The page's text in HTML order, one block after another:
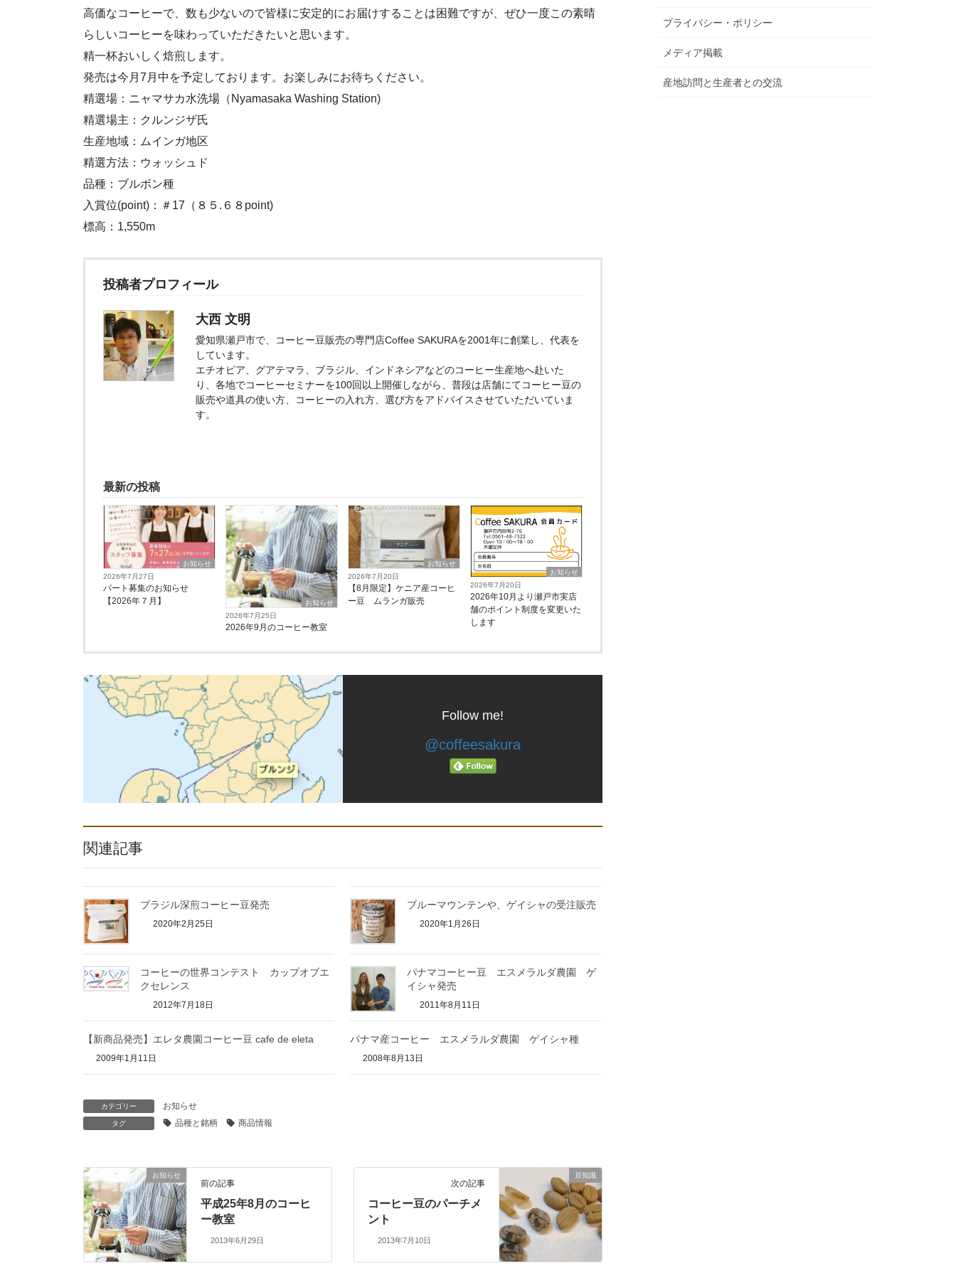
高価なコーヒーで、数も少ないので皆様に安定的にお届けすることは困難ですが、ぜひ一度この素晴
らしいコーヒーを味わっていただきたいと思います。
精一杯おいしく焙煎します。
発売は今月7月中を予定しております。お楽しみにお待ちください。
精選場：ニャマサカ水洗場（Nyamasaka Washing Station)
精選場主：クルンジザ氏
生産地域：ムインガ地区
精選方法：ウォッシュド
品種：ブルボン種
入賞位(point)：＃17（８５.６８point)
標高：1,550m
投稿者プロフィール
大西 文明
愛知県瀬戸市で、コーヒー豆販売の専門店Coffee SAKURAを2001年に創業し、代表を
しています。
エチオピア、グアテマラ、ブラジル、インドネシアなどのコーヒー生産地へ赴いた
り、各地でコーヒーセミナーを100回以上開催しながら、普段は店舗にてコーヒー豆の
販売や道具の使い方、コーヒーの入れ方、選び方をアドバイスさせていただいていま
す。
最新の投稿
お知らせ
2026年7月27日
パート募集のお知らせ
【2026年７月】
お知らせ
2026年7月25日
2026年9月のコーヒー教室
お知らせ
2026年7月20日
【8月限定】ケニア産コーヒ
ー豆 ムランガ販売
お知らせ
2026年7月20日
2026年10月より瀬戸市実店
舗のポイント制度を変更いた
します
Follow me!
@coffeesakura
関連記事
ブラジル深煎コーヒー豆発売
2020年2月25日
ブルーマウンテンや、ゲイシャの受注販売
2020年1月26日
コーヒーの世界コンテスト カップオブエ
クセレンス
2012年7月18日
パナマコーヒー豆 エスメラルダ農園 ゲ
イシャ発売
2011年8月11日
【新商品発売】エレタ農園コーヒー豆 cafe de eleta
2009年1月11日
パナマ産コーヒー エスメラルダ農園 ゲイシャ種
2008年8月13日
カテゴリー お知らせ
タグ 品種と銘柄 商品情報
お知らせ
前の記事
平成25年8月のコーヒ
ー教室
2013年6月29日
豆知識
次の記事
コーヒー豆のパーチメ
ント
2013年7月10日
プライバシー・ポリシー
メディア掲載
産地訪問と生産者との交流